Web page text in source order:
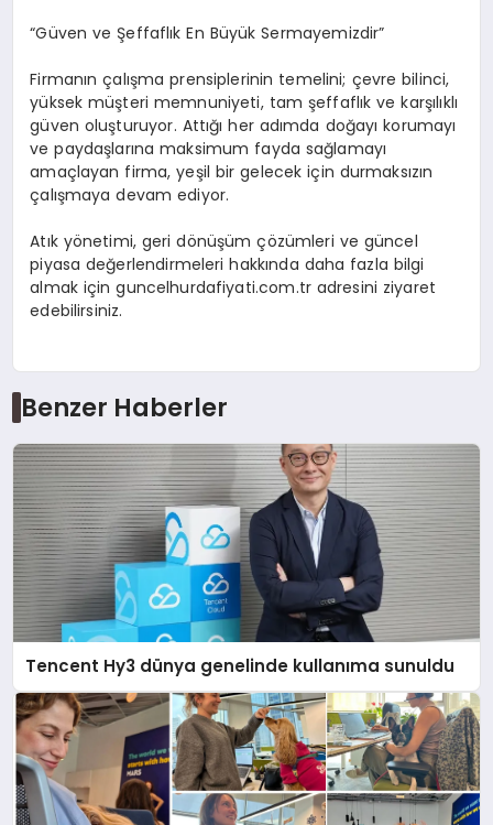
“Güven ve Şeffaflık En Büyük Sermayemizdir”
Firmanın çalışma prensiplerinin temelini; çevre bilinci,
yüksek müşteri memnuniyeti, tam şeffaflık ve karşılıklı
güven oluşturuyor. Attığı her adımda doğayı korumayı
ve paydaşlarına maksimum fayda sağlamayı
amaçlayan firma, yeşil bir gelecek için durmaksızın
çalışmaya devam ediyor.
Atık yönetimi, geri dönüşüm çözümleri ve güncel
piyasa değerlendirmeleri hakkında daha fazla bilgi
almak için guncelhurdafiyati.com.tr adresini ziyaret
edebilirsiniz.
Benzer Haberler
Tencent Hy3 dünya genelinde kullanıma sunuldu